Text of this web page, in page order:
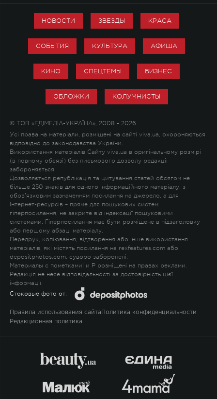
НОВОСТИ ЗВЕЗДЫ КРАСА
СОБЫТИЯ КУЛЬТУРА АФИША
КИНО СПЕЦТЕМЫ БИЗНЕС
ОБЛОЖКИ КОЛУМНИСТЫ
© ТОВ «ЕДІМЕДІА-УКРАЇНА», 2008 - 2026
Усі права на матеріали, розміщені на сайті viva.ua, охороняються
відповідно до законодавства України.
Використання матеріалів Сайту viva.ua в оригінальному розмірі
(в повному обсязі) без письмового дозволу редакції
забороняється.
Дозволяється републікація та цитування статей обсягом не
більше 250 знаків для одного інформаційного матеріалу, з
обов'язковим зазначенням посилання на джерело, а для
Інтернет-ресурсів – пряме для пошукових систем
гіперпосилання, не закрите від індексації пошуковими
системами. Гіперпосилання має бути розміщене в підзаголовку
або першому абзаці матеріалу.
Передрук, копіювання, відтворення або інше використання
матеріалів, які містять посилання на rexfeatures.com або
depositphotos.com, суворо заборонені.
Материалы с пометками! и P розміщені на правах реклами.
Редакція не несе відповідальності за достовірність цієї
інформації.
Стоковые фото от:
Правила использования сайта Политика конфиденциальности
Редакционная политика